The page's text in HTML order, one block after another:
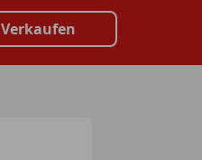
Verkaufen